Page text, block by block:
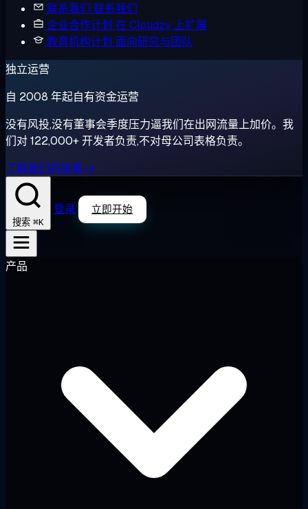
联系我们 联系我们
企业合作计划 在 Cloudzy 上扩展
教育机构计划 面向研究与团队
独立运营
自 2008 年起自有资金运营
没有风投,没有董事会季度压力逼我们在出网流量上加价。我
们对 122,000+ 开发者负责,不对母公司表格负责。
了解我们的故事 →
搜索 ⌘K
登录 立即开始
产品